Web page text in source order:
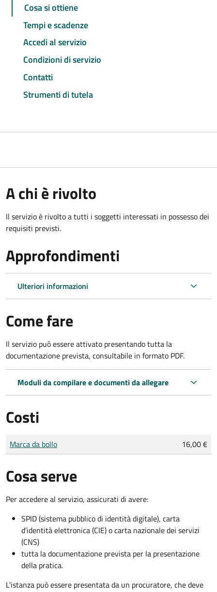
Cosa si ottiene
Tempi e scadenze
Accedi al servizio
Condizioni di servizio
Contatti
Strumenti di tutela
A chi è rivolto
Il servizio è rivolto a tutti i soggetti interessati in possesso dei
requisiti previsti.
Approfondimenti
Ulteriori informazioni
Come fare
Il servizio può essere attivato presentando tutta la
documentazione prevista, consultabile in formato PDF.
Moduli da compilare e documenti da allegare
Costi
Tipo di pagamento
Importo
Marca da bollo 16,00 €
Cosa serve
Per accedere al servizio, assicurati di avere:
SPID (sistema pubblico di identità digitale), carta
d’identità elettronica (CIE) o carta nazionale dei servizi
(CNS)
tutta la documentazione prevista per la presentazione
della pratica.
L'istanza può essere presentata da un procuratore, che deve